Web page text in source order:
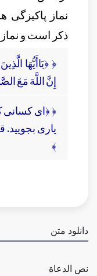
نماز پاکیزگی
ذکر است و
﴿ ﴿يَاأَيُّهَا
إِنَّ اللَّهَ مَعَ
﴿ ﴿ای کسانی
یاری
﴾
دانلود متن
نص الدعاة